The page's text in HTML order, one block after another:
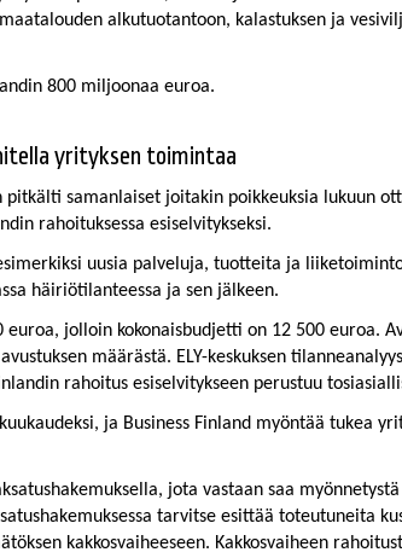
alkutuotantoon, kalastuksen ja
800 miljoonaa euroa.​​​​​​​
yrityksen toimintaa
pitkälti samanlaiset joitakin poikkeuksia lukuun
rahoituksessa esiselvitykseksi.
uusia palveluja, tuotteita ja
häiriötilanteessa ja sen jälkeen.
jolloin kokonaisbudjetti on 12 500 euroa.
määrästä. ELY-keskuksen
rahoitus esiselvitykseen perustuu
ja Business Finland myöntää tukea
jota vastaan saa myönnetystä
tarvitse esittää toteutuneita
kakkosvaiheeseen. Kakkosvaiheen